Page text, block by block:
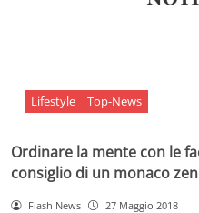
Lifestyle Top-News
Ordinare la mente con le
consiglio di un monaco zen
Flash News 27 Maggio 2018